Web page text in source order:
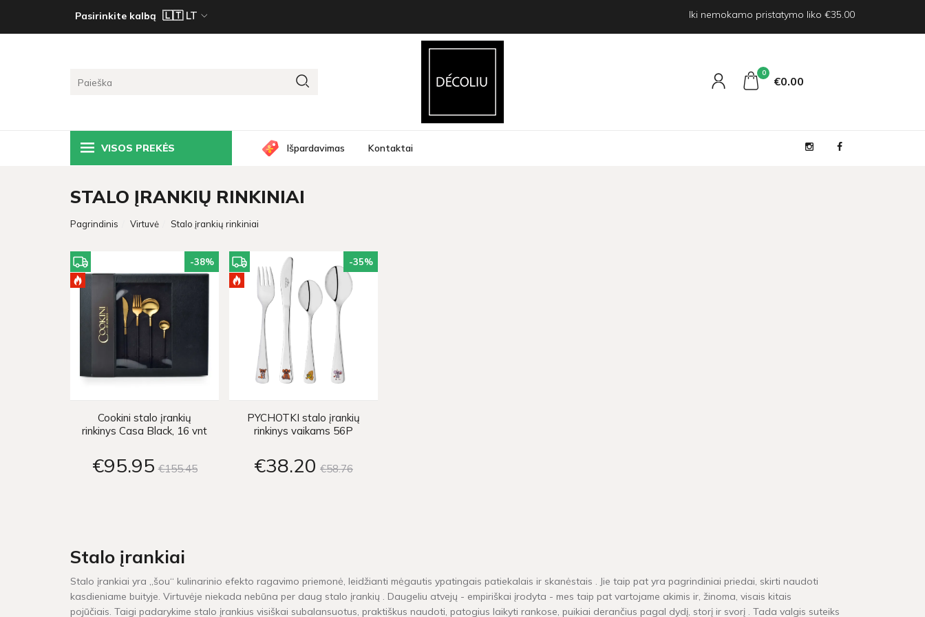
Pasirinkite kalbą Iki nemokamo pristatymo liko €35.00
0
€0 00
VISOS PREKĖS Išpardavimas Kontaktai
STALO ĮRANKIŲ RINKINIAI
Pagrindinis Virtuvė Stalo įrankių rinkiniai
-38%
Cookini stalo įrankių
rinkinys Casa Black, 16 vnt
€95 95 €15545
-35%
PYCHOTKI stalo įrankių
rinkinys vaikams 56P
€38 20 €5876
Stalo įrankiai
Stalo įrankiai yra „šou“ kulinarinio efekto ragavimo priemonė, leidžianti mėgautis ypatingais patiekalais ir skanėstais . Jie taip pat yra pagrindiniai priedai, skirti naudoti
kasdieniame buityje. Virtuvėje niekada nebūna per daug stalo įrankių . Daugeliu atvejų - empiriškai įrodyta - mes taip pat vartojame akimis ir, žinoma, visais kitais
pojūčiais. Taigi padarykime stalo įrankius visiškai subalansuotus, praktiškus naudoti, patogius laikyti rankose, puikiai derančius pagal dydį, storį ir svorį . Tada valgis suteiks